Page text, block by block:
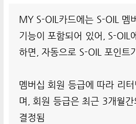
MY S-OIL카드에는 S-OIL 멤
기능이 포함되어 있어, S-OIL
하면, 자동으로 S-OIL 포인트
멤버십 회원 등급에 따라 리
며, 회원 등급은 최근 3개월
결정됨